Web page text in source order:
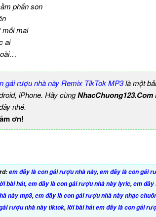
phấn son
mối mai
ai
gái rượu nhà này Remix TikTok MP3là một
iPhone. Hãy cùngNhacChuong123.Com
nhé.
ơn!
em đây là con gái rượu nhà này,em đây là con gái
bài hát,em đây là con gái rượu nhà này lyric,em đây
này mp3,em đây là con gái rượu nhà này nhạc
rượu nhà này tiktok,lời bài hát em đây là con gái